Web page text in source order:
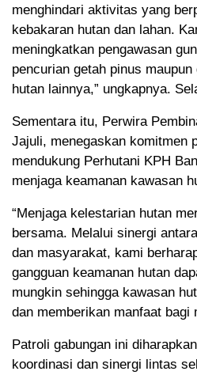
menghindari aktivitas yang
kebakaran hutan dan lahan.
meningkatkan pengawasan
pencurian getah pinus
hutan lainnya,” ungkapnya.
Sementara itu, Perwira
Jajuli, menegaskan komitmen
mendukung Perhutani KPH
menjaga keamanan kawasan
“Menjaga kelestarian hutan
bersama. Melalui sinergi
dan masyarakat, kami
gangguan keamanan hutan
mungkin sehingga kawasan
dan memberikan manfaat bagi
Patroli gabungan ini
koordinasi dan sinergi lintas